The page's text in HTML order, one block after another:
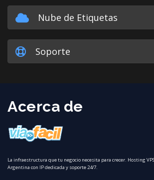
Nube de Etiquetas
Soporte
Acerca de
La infraestructura que tu negocio necesita para crecer. Hosting
Argentina con IP dedicada y soporte 24/7.